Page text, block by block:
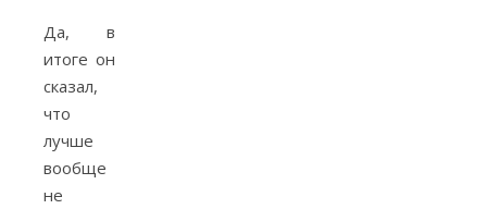
Да, в
итоге он
сказал,
что
лучше
вообще
не